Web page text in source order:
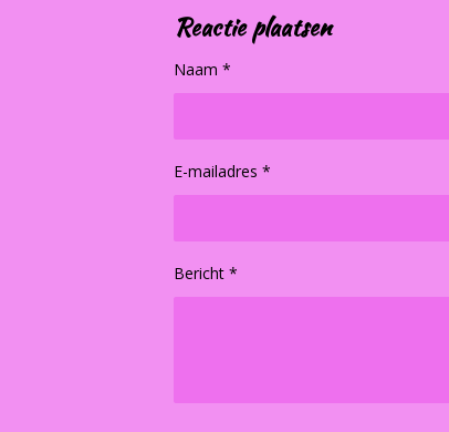
Reactie plaatsen
Naam *
E-mailadres *
Bericht *